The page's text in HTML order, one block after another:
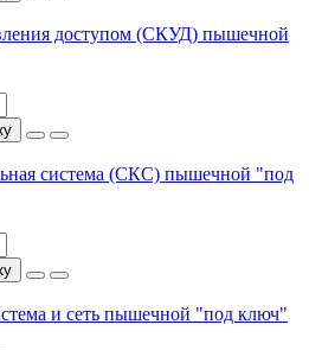
доступом (СКУД) пышечной
система (СКС) пышечной "под
и сеть пышечной "под ключ"